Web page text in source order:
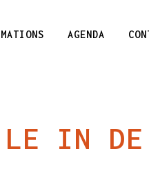
AGENDA
LE IN DE